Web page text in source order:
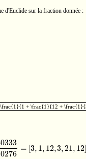
d'Euclide sur la fraction donnée :
+ \frac{1}{12 +
\frac{1}{1 + \frac{1}{12 +
= [3, 1, 12,3,21, 12]
40333 10276= [3, 1,12,3,21,12 ]